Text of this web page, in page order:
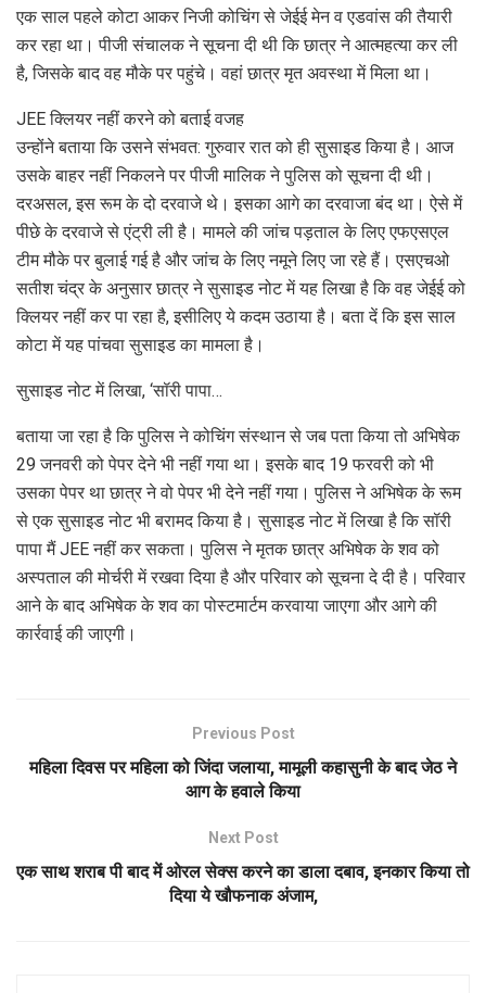
एक साल पहले कोटा आकर निजी कोचिंग से जेईई मेन व एडवांस की तैयारी
कर रहा था। पीजी संचालक ने सूचना दी थी कि छात्र ने आत्महत्या कर ली
है, जिसके बाद वह मौके पर पहुंचे। वहां छात्र मृत अवस्था में मिला था।
JEE क्लियर नहीं करने को बताई वजह
उन्होंने बताया कि उसने संभवत: गुरुवार रात को ही सुसाइड किया है। आज
उसके बाहर नहीं निकलने पर पीजी मालिक ने पुलिस को सूचना दी थी।
दरअसल, इस रूम के दो दरवाजे थे। इसका आगे का दरवाजा बंद था। ऐसे में
पीछे के दरवाजे से एंट्री ली है। मामले की जांच पड़ताल के लिए एफएसएल
टीम मौके पर बुलाई गई है और जांच के लिए नमूने लिए जा रहे हैं। एसएचओ
सतीश चंद्र के अनुसार छात्र ने सुसाइड नोट में यह लिखा है कि वह जेईई को
क्लियर नहीं कर पा रहा है, इसीलिए ये कदम उठाया है। बता दें कि इस साल
कोटा में यह पांचवा सुसाइड का मामला है।
सुसाइड नोट में लिखा, ‘सॉरी पापा…
बताया जा रहा है कि पुलिस ने कोचिंग संस्थान से जब पता किया तो अभिषेक
29 जनवरी को पेपर देने भी नहीं गया था। इसके बाद 19 फरवरी को भी
उसका पेपर था छात्र ने वो पेपर भी देने नहीं गया। पुलिस ने अभिषेक के रूम
से एक सुसाइड नोट भी बरामद किया है। सुसाइड नोट में लिखा है कि सॉरी
पापा मैं JEE नहीं कर सकता। पुलिस ने मृतक छात्र अभिषेक के शव को
अस्पताल की मोर्चरी में रखवा दिया है और परिवार को सूचना दे दी है। परिवार
आने के बाद अभिषेक के शव का पोस्टमार्टम करवाया जाएगा और आगे की
कार्रवाई की जाएगी।
Previous Post
महिला दिवस पर महिला को जिंदा जलाया, मामूली कहासुनी के बाद जेठ ने
आग के हवाले किया
Next Post
एक साथ शराब पी बाद में ओरल सेक्स करने का डाला दबाव, इनकार किया तो
दिया ये खौफनाक अंजाम,